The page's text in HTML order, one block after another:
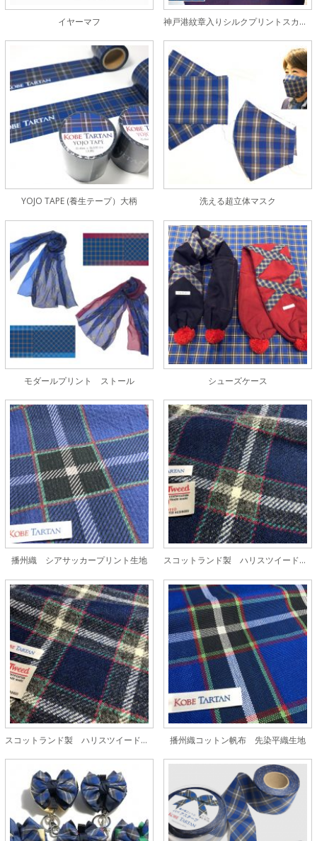
イヤーマフ 神戸港紋章入りシルクプリントスカーフ
YOJO TAPE (養生テープ）大柄 洗える超立体マスク
モダールプリント ストール シューズケース
播州織 シアサッカープリント生地 スコットランド製 ハリスツイード生地
スコットランド製 ハリスツイード生地 播州織コットン帆布 先染平織生地